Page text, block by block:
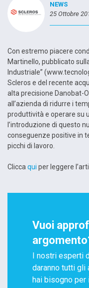
NEWS
25 Ottobre
Con estremo piacere
Martinello, pubblicato
Industriale”
Scleros e del recente
alta precisione Danobat-
all’azienda di ridurre i
produttività e operare su
l’introduzione di questo
conseguenze positive in
picchi di lavoro.
Clicca qui per leggere
Vuoi
I nostri esperti
daranno tutti gli
hai bisogno per